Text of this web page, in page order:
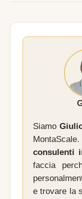
Siamo
consulenti
faccia
e trovare la